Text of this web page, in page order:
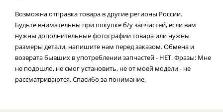
Возможна отправка товара в другие регионы России.
Будьте внимательны при покупке б/у запчастей, если вам
нужны дополнительные фотографии товара или нужны
размеры детали, напишите нам перед заказом. Обмена и
возврата бывших в употреблении запчастей - НЕТ. Фразы: Мне
не подошло, не смог установить, не от моей модели - не
рассматриваются. Спасибо за понимание.